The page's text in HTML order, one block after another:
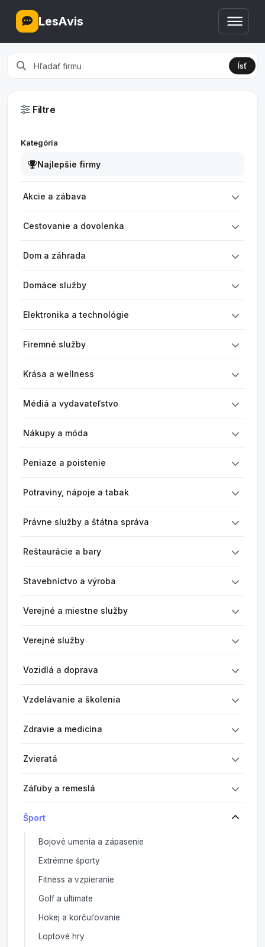
LesAvis
Ísť
Filtre
Kategória
Najlepšie firmy
Akcie a zábava
Cestovanie a dovolenka
Dom a záhrada
Domáce služby
Elektronika a technológie
Firemné služby
Krása a wellness
Médiá a vydavateľstvo
Nákupy a móda
Peniaze a poistenie
Potraviny, nápoje a tabak
Právne služby a štátna správa
Reštaurácie a bary
Stavebníctvo a výroba
Verejné a miestne služby
Verejné služby
Vozidlá a doprava
Vzdelávanie a školenia
Zdravie a medicína
Zvieratá
Záľuby a remeslá
Šport
Bojové umenia a zápasenie
Extrémne športy
Fitness a vzpieranie
Golf a ultimate
Hokej a korčuľovanie
Loptové hry